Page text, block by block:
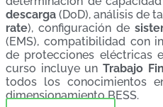
descarga (DoD), análisis de
rate), configuración de
(EMS), compatibilidad con
de protecciones eléctricas
curso incluye un Trabajo
todos los conocimientos
dimensionamiento BESS.